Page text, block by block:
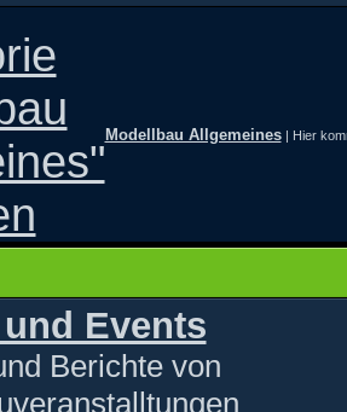
Modellbau Allgemeines| Hier
Events
Berichte von